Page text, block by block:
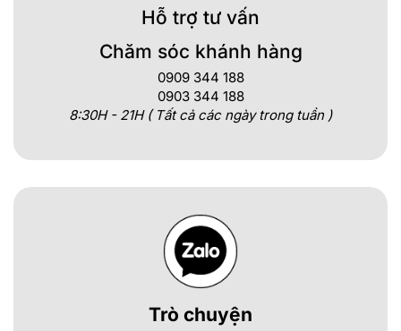
Hỗ trợ tư vấn
Chăm sóc khánh hàng
0909 344 188
0903 344 188
8:30H - 21H ( Tất cả các ngày trong tuần )
Trò chuyện